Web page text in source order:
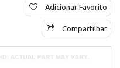
Adicionar Favorito
Compartilhar